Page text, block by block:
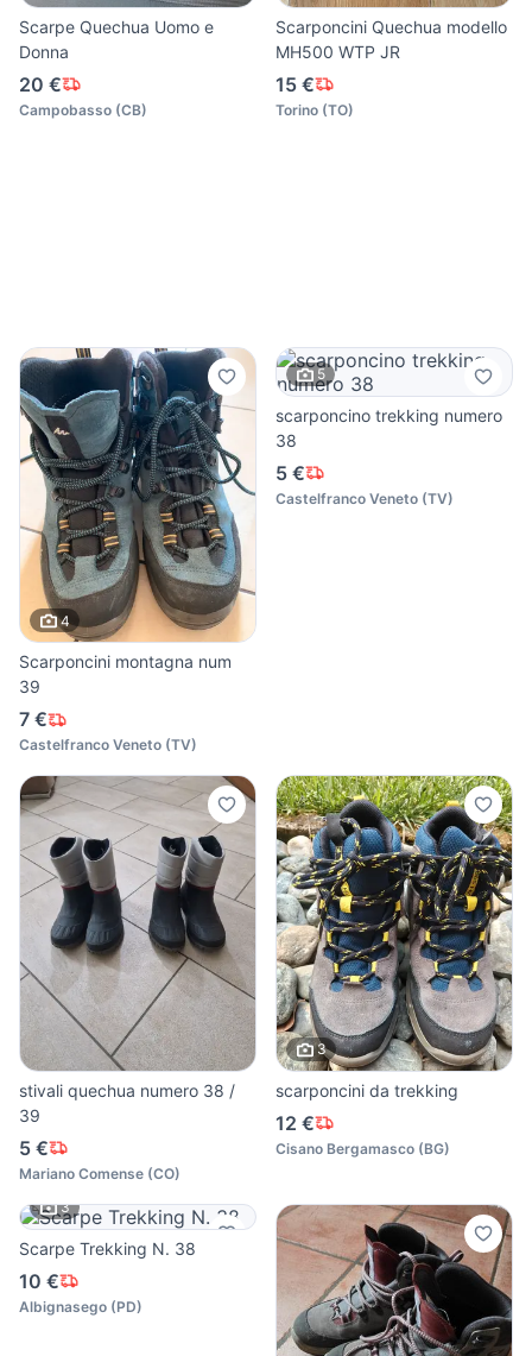
Scarpe Quechua Uomo e
Donna
20 €
Campobasso (CB)
Scarponcini Quechua modello
MH500 WTP JR
15 €
Torino (TO)
4
Scarponcini montagna num
39
7 €
Castelfranco Veneto (TV)
5
scarponcino trekking numero
38
5 €
Castelfranco Veneto (TV)
stivali quechua numero 38 /
39
5 €
Mariano Comense (CO)
3
scarponcini da trekking
12 €
Cisano Bergamasco (BG)
3
Scarpe Trekking N. 38
10 €
Albignasego (PD)